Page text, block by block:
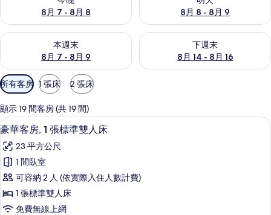
8月 7 - 8月 8
8月 8 - 8月 9
本週末
8月 7 - 8月 9
查看本週末 (8月 7 - 8月 9) 的供應情況
下週末
8月 14 - 8月 16
查看下週末 (8月 14 - 8月 16)
可
用
的
客
房
篩
選
條
所有客房 1 張床 2 張床
顯示 19 間客房 (共 19 間)
顯
示
豪
華
客
房,
豪華客房, 1 張標準雙人床 | 埃及棉床
5
豪華客房, 1 張標準雙人床
23 平方公尺
1 間臥室
可容納 2 人 (依實際入住人數計費)
1 張標準雙人床
免費無線上網